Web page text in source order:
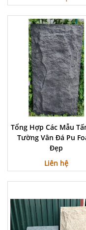
Tổng Hợp Các Mẫu
Tường Vân Đá Pu
Đẹp
Liên hệ